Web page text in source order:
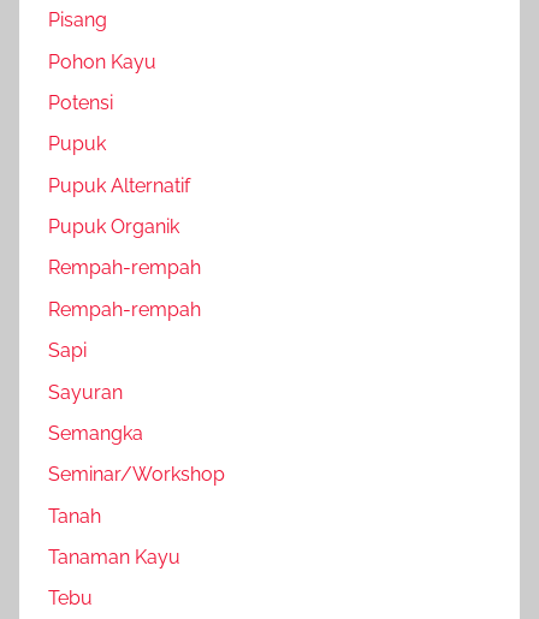
Pisang
Pohon Kayu
Potensi
Pupuk
Pupuk Alternatif
Pupuk Organik
Rempah-rempah
Rempah-rempah
Sapi
Sayuran
Semangka
Seminar/Workshop
Tanah
Tanaman Kayu
Tebu